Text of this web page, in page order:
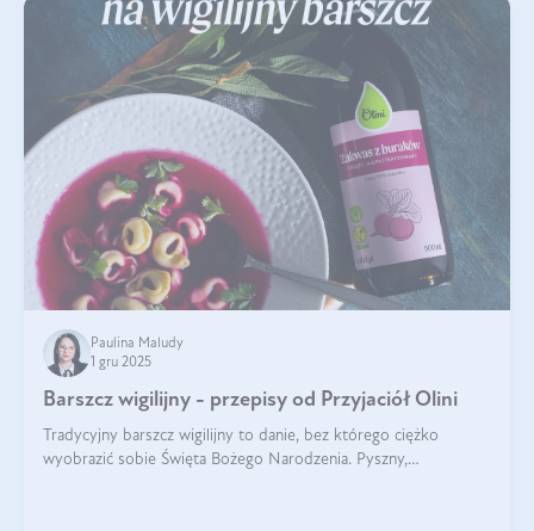
Paulina Maludy
1 gru 2025
Barszcz wigilijny - przepisy od Przyjaciół Olini
Tradycyjny barszcz wigilijny to danie, bez którego ciężko
wyobrazić sobie Święta Bożego Narodzenia. Pyszny,